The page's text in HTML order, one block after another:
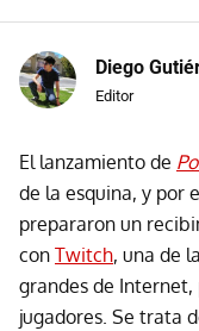
Diego
Editor
El lanzamiento de
de la esquina, y por
prepararon un
con Twitch, una de
grandes de Internet,
jugadores. Se trata